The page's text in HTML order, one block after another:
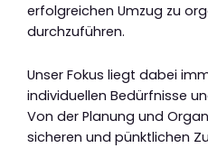
erfolgreichen Umzug zu
durchzuführen.
Unser Fokus liegt dabei
individuellen Bedürfnisse
Von der Planung und
sicheren und pünktlichen